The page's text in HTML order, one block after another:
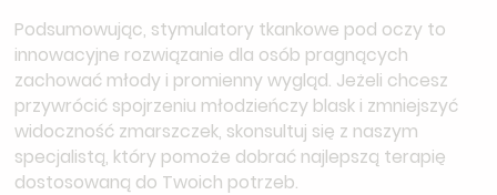
Podsumowując, stymulatory tkankowe pod oczy to
innowacyjne rozwiązanie dla osób pragnących
zachować młody i promienny wygląd. Jeżeli chcesz
przywrócić spojrzeniu młodzieńczy blask i zmniejszyć
widoczność zmarszczek, skonsultuj się z naszym
specjalistą, który pomoże dobrać najlepszą terapię
dostosowaną do Twoich potrzeb.